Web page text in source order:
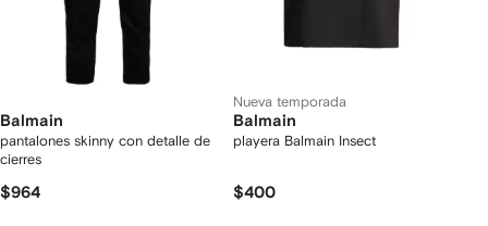
Balmain
pantalones skinny con detalle de
cierres
$964
Nueva temporada
Balmain
playera Balmain Insect
$400